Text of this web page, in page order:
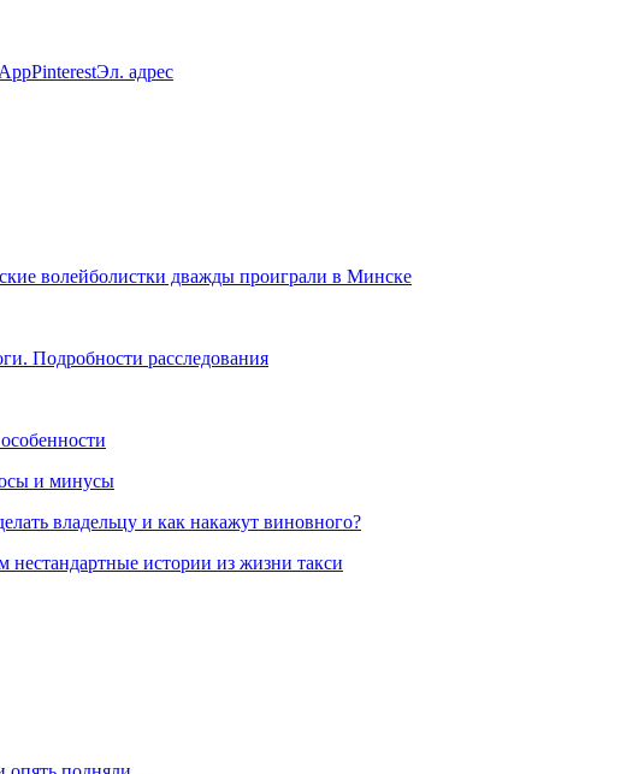
PinterestЭл. адрес
волейболистки дважды проиграли в Минске
Подробности расследования
и минусы
владельцу и как накажут виновного?
нестандартные истории из жизни такси